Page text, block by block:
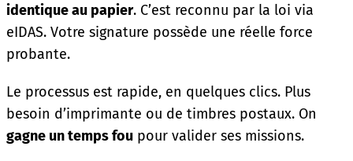
identique au papier. C’est reconnu par la loi via
eIDAS. Votre signature possède une réelle force
probante.
Le processus est rapide, en quelques clics. Plus
besoin d’imprimante ou de timbres postaux. On
gagne un temps fou pour valider ses missions.